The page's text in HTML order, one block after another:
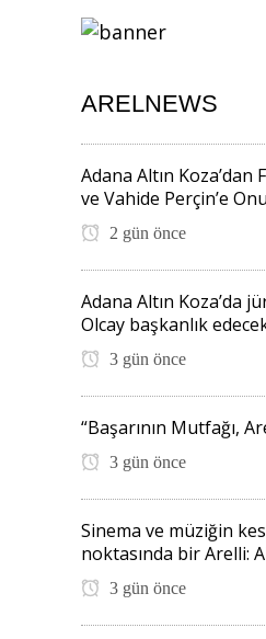
ARELNEWS
Adana Altın Koza’dan
ve Vahide Perçin’e
2 gün önce
Adana Altın Koza’da
Olcay başkanlık
3 gün önce
“Başarının Mutfağı,
3 gün önce
Sinema ve müziğin
noktasında bir Arelli:
3 gün önce